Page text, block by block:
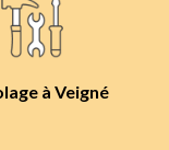
à Veigné